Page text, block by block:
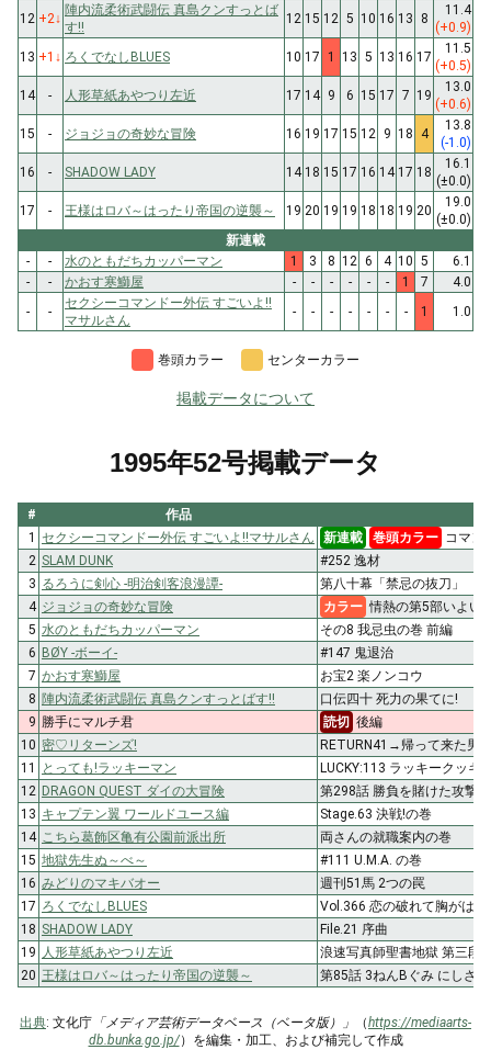
12 +2↓
陣内流柔術武闘伝 真島クンすっとば
す!!
12 15 12 5 10 16 13 8
11.4
(+0.9)
13 +1 ↓ ろくでなしBLUES 10 17 1 13 5 13 16 17
11.5
(+0.5)
14
- 人形草紙あやつり左近 17 14 9 6 15 17 7 19
13.0
(+0.6)
15
- ジョジョの奇妙な冒険 16 19 17 15 12 9 18 4
13.8
(-1.0)
16
- SHADOW LADY 14 18 15 17 16 14 17 18
16.1
(±0.0)
17
- 王様はロバ～はったり帝国の逆襲～ 19 20 19 19 18 18 19 20
19.0
(±0.0)
新連載
-
- 水のともだちカッパーマン 1 3 8 12 6 4 10 5
6.1
-
- かおす寒鰤屋 - - - - - - 1 7
4.0
-
-
セクシーコマンドー外伝 すごいよ!!
マサルさん
- - - - - - - 1 1.0
巻頭カラー センターカラー
掲載データについて
1995年52号掲載データ
# 作品
1
セクシーコマンドー外伝 すごいよ!!マサルさん 新連載 巻頭カラー コマン
2 SLAM DUNK
#252 逸材
3 るろうに剣心 -明治剣客浪漫譚-
第八十幕「禁忌の抜刀」
4 ジョジョの奇妙な冒険 カラー 情熱の第5部いよ
5 水のともだちカッパーマン
その8 我忌虫の巻 前編
6 BØY -ボーイ-
#147 鬼退治
7 かおす寒鰤屋
お宝2 楽ノンコウ
8 陣内流柔術武闘伝 真島クンすっとばす!!
口伝四十 死力の果てに!
9 勝手にマルチ君 読切 後編
10 密♡リターンズ!
RETURN41→帰って来た男!
11
とっても!ラッキーマン
LUCKY:113 ラッキークッキ
12 DRAGON QUEST ダイの大冒険
第298話 勝負を賭けた攻撃!!!
13 キャプテン翼 ワールドユース編
Stage.63 決戦!の巻
14 こちら葛飾区亀有公園前派出所
両さんの就職案内の巻
15 地獄先生ぬ～べ～
#111 U.M.A. の巻
16 みどりのマキバオー
週刊51馬 2つの罠
17 ろくでなしBLUES
Vol.366 恋の破れて胸がは
18 SHADOW LADY
File.21 序曲
19
人形草紙あやつり左近
浪速写真師聖書地獄 第三段
20 王様はロバ～はったり帝国の逆襲～ 第85話 3ねんBぐみ にしざ
出典: 文化庁 「メディア芸術データベース（ベータ版）」 （https://mediaarts-
db.bunka.go.jp/）を編集・加工、および補完して作成